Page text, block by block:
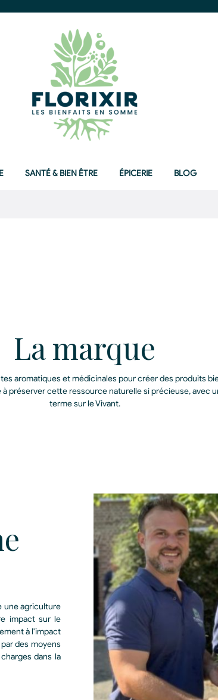
SANTÉ & BIEN ÊTRE ÉPICERIE BLOG
La marque
aromatiques et médicinales pour créer des produits
à préserver cette ressource naturelle si précieuse,
terme sur le Vivant.
une agriculture
impact sur le
à l'impact
des moyens
dans la